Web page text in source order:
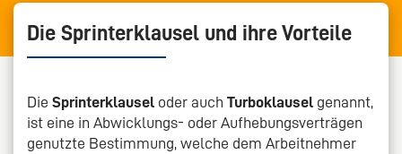
E-Mail-Kontakt
Die Sprinterklausel und ihre Vorteile
Die Sprinterklausel oder auch Turboklausel genannt,
ist eine in Abwicklungs- oder Aufhebungsverträgen
genutzte Bestimmung, welche dem Arbeitnehmer